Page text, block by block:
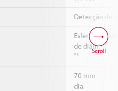
Detecção de
Esfera de aço
de diâm.
*1
70 mm
dia.
Scroll